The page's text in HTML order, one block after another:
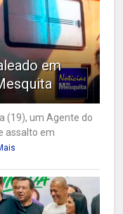
em
(19), um Agente do
assalto em